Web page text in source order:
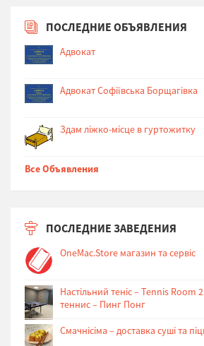
ПОСЛЕДНИЕ ОБЪЯВЛЕНИЯ
Адвокат
Адвокат Софіївська Борщагівка
Здам ліжко-місце в гуртожитку
Все Объявления
ПОСЛЕДНИЕ ЗАВЕДЕНИЯ
OneMac.Store магазин та сервіс
Настільний теніс – Tennis Room
теннис – Пинг Понг
Cмачнісіма – доставка суші та